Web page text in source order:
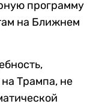
программу
на Ближнем
на Трампа, не